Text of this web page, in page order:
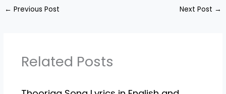
Movie/Album…
"Snehan",Starring
Movie/Album Name
← Previous Post Next Post →
Related Posts